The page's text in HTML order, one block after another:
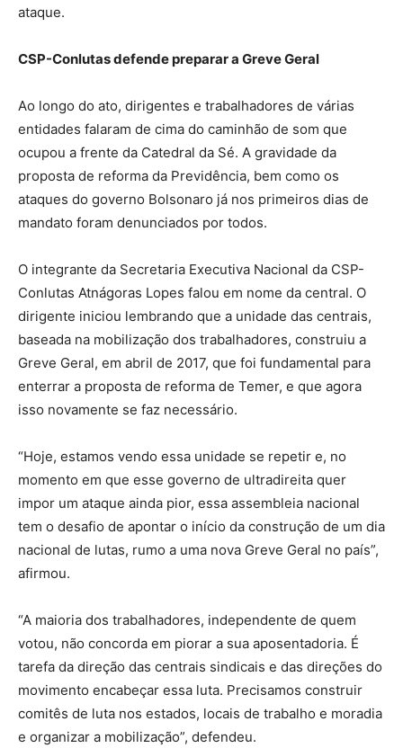
ataque.
CSP-Conlutas defende preparar a Greve Geral
Ao longo do ato, dirigentes e trabalhadores de várias
entidades falaram de cima do caminhão de som que
ocupou a frente da Catedral da Sé. A gravidade da
proposta de reforma da Previdência, bem como os
ataques do governo Bolsonaro já nos primeiros dias de
mandato foram denunciados por todos.
O integrante da Secretaria Executiva Nacional da CSP-
Conlutas Atnágoras Lopes falou em nome da central. O
dirigente iniciou lembrando que a unidade das centrais,
baseada na mobilização dos trabalhadores, construiu a
Greve Geral, em abril de 2017, que foi fundamental para
enterrar a proposta de reforma de Temer, e que agora
isso novamente se faz necessário.
“Hoje, estamos vendo essa unidade se repetir e, no
momento em que esse governo de ultradireita quer
impor um ataque ainda pior, essa assembleia nacional
tem o desafio de apontar o início da construção de um dia
nacional de lutas, rumo a uma nova Greve Geral no país”,
afirmou.
“A maioria dos trabalhadores, independente de quem
votou, não concorda em piorar a sua aposentadoria. É
tarefa da direção das centrais sindicais e das direções do
movimento encabeçar essa luta. Precisamos construir
comitês de luta nos estados, locais de trabalho e moradia
e organizar a mobilização”, defendeu.